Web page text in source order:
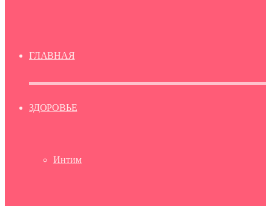
ГЛАВНАЯ
ЗДОРОВЬЕ
Интим